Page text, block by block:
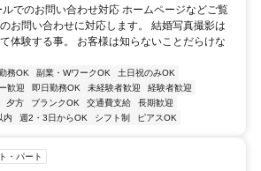
でのお問い合わせ対応 ホームページなどご覧
お問い合わせに対応します。 結婚写真撮影は
体験する事。 お客様は知らないことだらけな
務OK 副業・WワークOK
土日祝のみOK
歓迎 即日勤務OK 未経験者歓迎
経験者歓迎
夕方 ブランクOK 交通費支給
長期歓迎
内 週2・3日からOK シフト制 ピアスOK
・パート